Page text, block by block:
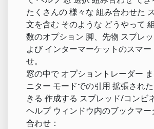
たくさんの 様々な 組み合わせた
文を含む そのような どうやって
数のオプション 脚、先物 スプレ
よび インターマーケットのスマ
せ。
窓の中で オプショントレーダー
ニター モードでの引用 拡張され
きる 作成する スプレッド/コンビ
ヘルプ ウィンドウ内のブックマー
合わせ：